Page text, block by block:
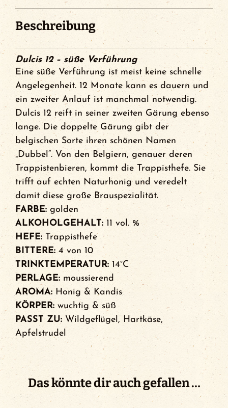
Beschreibung
Dulcis 12 – süße Verführung
Eine süße Verführung ist meist keine schnelle
Angelegenheit. 12 Monate kann es dauern und
ein zweiter Anlauf ist manchmal notwendig.
Dulcis 12 reift in seiner zweiten Gärung ebenso
lange. Die doppelte Gärung gibt der
belgischen Sorte ihren schönen Namen
„Dubbel“. Von den Belgiern, genauer deren
Trappistenbieren, kommt die Trappisthefe. Sie
trifft auf echten Naturhonig und veredelt
damit diese große Brauspezialität.
FARBE:golden
ALKOHOLGEHALT: 11 vol. %
HEFE:Trappisthefe
BITTERE: 4 von 10
TRINKTEMPERATUR: 14°C
PERLAGE: moussierend
AROMA: Honig & Kandis
KÖRPER: wuchtig & süß
PASST ZU: Wildgeflügel, Hartkäse,
Apfelstrudel
Das könnte dir auch gefallen …